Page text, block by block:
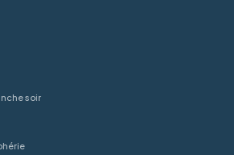
soir